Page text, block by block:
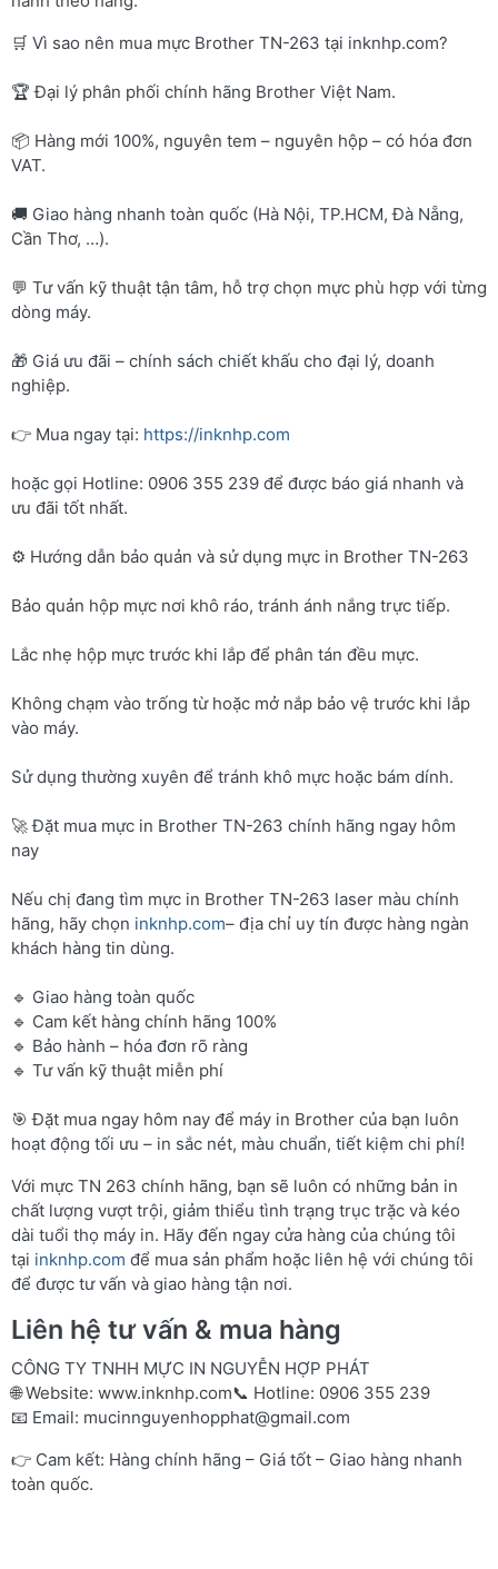
🛒 Vì sao nên mua mực Brother TN-263 tại inknhp.com?
🏆 Đại lý phân phối chính hãng Brother Việt Nam.
📦 Hàng mới 100%, nguyên tem – nguyên hộp – có hóa đơn
VAT.
🚚 Giao hàng nhanh toàn quốc (Hà Nội, TP.HCM, Đà Nẵng,
Cần Thơ, …).
💬 Tư vấn kỹ thuật tận tâm, hỗ trợ chọn mực phù hợp với từng
dòng máy.
🎁 Giá ưu đãi – chính sách chiết khấu cho đại lý, doanh
nghiệp.
👉 Mua ngay tại: https://inknhp.com
hoặc gọi Hotline: 0906 355 239 để được báo giá nhanh và
ưu đãi tốt nhất.
⚙️ Hướng dẫn bảo quản và sử dụng mực in Brother TN-263
Bảo quản hộp mực nơi khô ráo, tránh ánh nắng trực tiếp.
Lắc nhẹ hộp mực trước khi lắp để phân tán đều mực.
Không chạm vào trống từ hoặc mở nắp bảo vệ trước khi lắp
vào máy.
Sử dụng thường xuyên để tránh khô mực hoặc bám dính.
🚀 Đặt mua mực in Brother TN-263 chính hãng ngay hôm
nay
Nếu chị đang tìm mực in Brother TN-263 laser màu chính
hãng, hãy chọn inknhp.com– địa chỉ uy tín được hàng ngàn
khách hàng tin dùng.
🔹 Giao hàng toàn quốc
🔹 Cam kết hàng chính hãng 100%
🔹 Bảo hành – hóa đơn rõ ràng
🔹 Tư vấn kỹ thuật miễn phí
🎯 Đặt mua ngay hôm nay để máy in Brother của bạn luôn
hoạt động tối ưu – in sắc nét, màu chuẩn, tiết kiệm chi phí!
Với mực TN 263 chính hãng, bạn sẽ luôn có những bản in
chất lượng vượt trội, giảm thiểu tình trạng trục trặc và kéo
dài tuổi thọ máy in. Hãy đến ngay cửa hàng của chúng tôi
tại inknhp.com để mua sản phẩm hoặc liên hệ với chúng tôi
để được tư vấn và giao hàng tận nơi.
Liên hệ tư vấn & mua hàng
CÔNG TY TNHH MỰC IN NGUYỄN HỢP PHÁT
🌐 Website: www.inknhp.com📞 Hotline: 0906 355 239
📧 Email: mucinnguyenhopphat@gmail.com
👉 Cam kết: Hàng chính hãng – Giá tốt – Giao hàng nhanh
toàn quốc.